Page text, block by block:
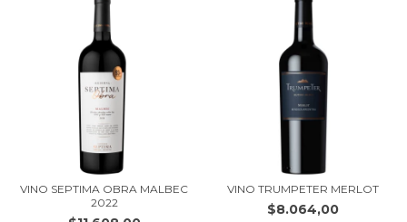
VINO SEPTIMA OBRA MALBEC
2022
VINO TRUMPETER MERLOT
$8.064,00